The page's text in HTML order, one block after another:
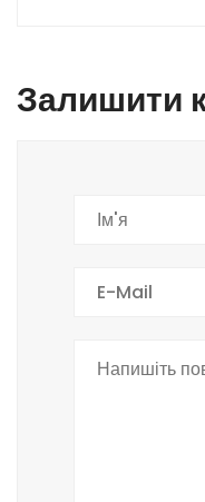
Залишити